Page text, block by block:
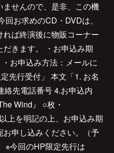
せんので、是非、この機
お求めのCD・DVDは、
ば終演後に物販コーナー
きます。 ・お申込み期
お申込み方法：メールに
先行受付」 本文「1. お名
絡先電話番号 4.お申込内
Wind』 ○枚・
上を明記の上、お申込み期
申し込みください。（予
※今回のHP限定先行は